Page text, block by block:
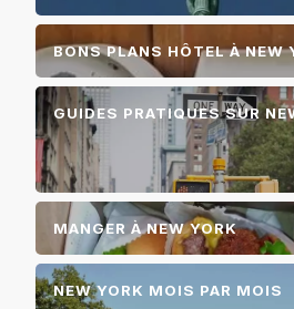
BONS PLANS HÔTEL À NEW
GUIDES PRATIQUES SUR
MANGER À NEW YORK
NEW YORK MOIS PAR MOIS